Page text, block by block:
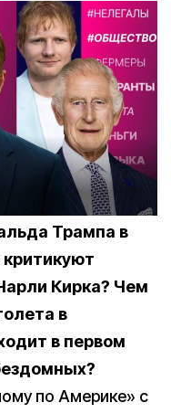
Трампа в
Кирка? Чем
в
в первом
по Америке» с